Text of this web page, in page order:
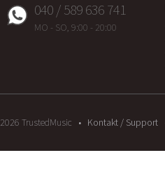
040 / 589 636 741
MO - SO, 9:00 - 20:00
2026 TrustedMusic Kontakt / Support